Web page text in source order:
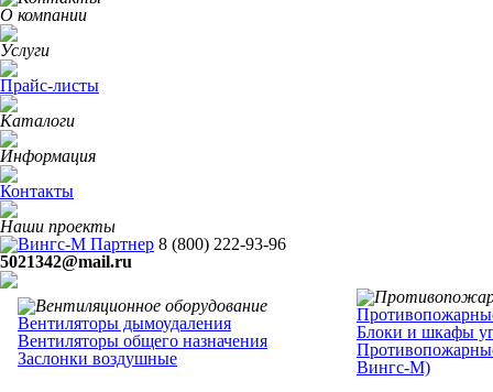
О компании
Услуги
Прайс-листы
Каталоги
Информация
Контакты
Наши проекты
8 (800) 222-93-96
5021342@mail.ru
Вентиляторы дымоудаления
Вентиляторы общего назначения
Заслонки воздушные
Блоки и шкафы
Вингс-М)